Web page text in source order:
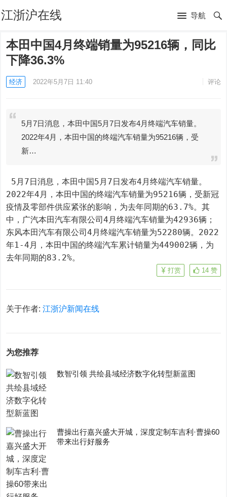
江浙沪在线 导航
本田中国4月终端销量为95216辆，同比
下降36.3%
经济 2022年5月7日 11:40 评论
5月7日消息，本田中国5月7日发布4月终端汽车销量。
2022年4月，本田中国的终端汽车销量为95216辆，受
新…
2022年4月，本田中国的终端汽车销量为95216辆，受新冠
疫情及零部件供应紧张的影响，为去年同期的63.7%。其
中，广汽本田汽车有限公司4月终端汽车销量为42936辆；
东风本田汽车有限公司4月终端汽车销量为52280辆。2022
年1-4月，本田中国的终端汽车累计销量为449002辆，为
去年同期的83.2%。
14 赞
打赏
关于作者:江浙沪新闻在线
为您推荐
数智引领 共绘县域经济数字化转型新蓝图
曹操出行嘉兴盛大开城，深度定制车吉利·曹操60
带来出行好服务